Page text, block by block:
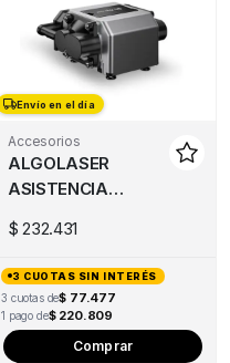
Envío en el día
Envío en el día
Accesorios
ALGOLASER
ASISTENCIA
PUMP
$ 232.431
3 CUOTAS SIN INTERÉS
3 cuotas de$ 77.477
1 pago de$ 220.809
Comprar